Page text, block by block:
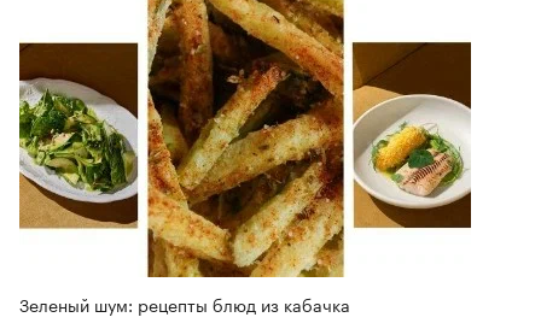
Зеленый шум: рецепты блюд из кабачка